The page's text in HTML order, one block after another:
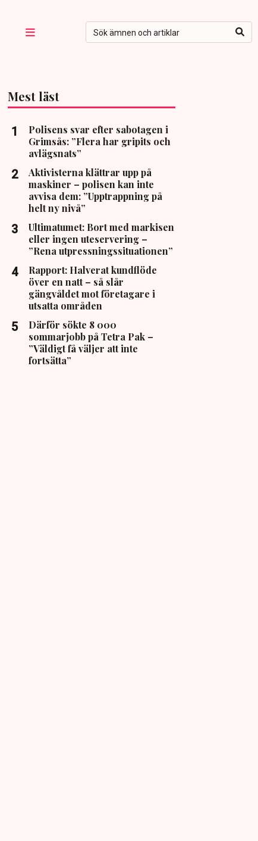
Mest läst
Polisens svar efter sabotagen i
Grimsås: ”Flera har gripits och
avlägsnats”
Aktivisterna klättrar upp på
maskiner – polisen kan inte
avvisa dem: ”Upptrappning på
helt ny nivå”
Ultimatumet: Bort med markisen
eller ingen uteservering –
”Rena utpressningssituationen”
Rapport: Halverat kundflöde
över en natt – så slår
gängvåldet mot företagare i
utsatta områden
Därför sökte 8 000
sommarjobb på Tetra Pak –
”Väldigt få väljer att inte
fortsätta”